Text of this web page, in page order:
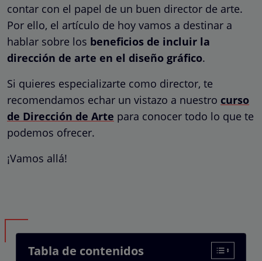
contar con el papel de un buen director de arte.
Por ello, el artículo de hoy vamos a destinar a
hablar sobre los beneficios de incluir la
dirección de arte en el diseño gráfico.
Si quieres especializarte como director, te
recomendamos echar un vistazo a nuestro curso
de Dirección de Arte para conocer todo lo que te
podemos ofrecer.
¡Vamos allá!
Tabla de contenidos